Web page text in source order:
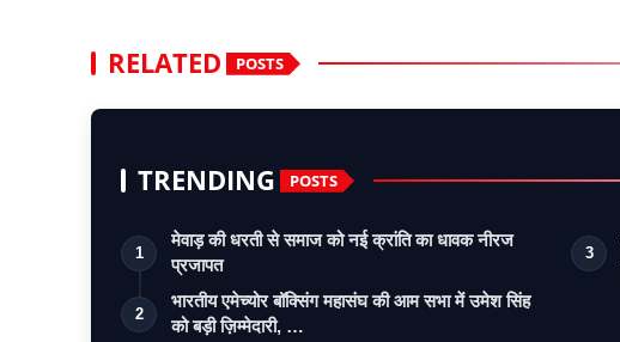
RELATED POSTS
TRENDING POSTS
1
मेवाड़ की धरती से समाज को नई क्रांति का धावक नीरज
प्रजापत
2
भारतीय एमेच्योर बॉक्सिंग महासंघ की आम सभा में उमेश सिंह
को बड़ी ज़िम्मेदारी, …
3